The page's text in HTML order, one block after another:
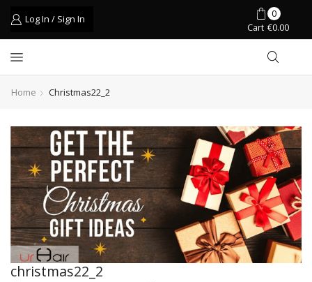
Log In / Sign In
0
Cart €0.00
Home Christmas22_2
christmas22_2